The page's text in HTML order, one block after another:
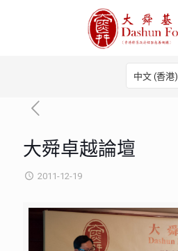
中文 (香港)
大舜卓越論壇
2011-12-19